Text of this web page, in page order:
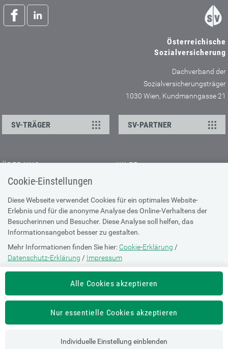
Cookie-Einstellungen
Diese Webseite verwendet Cookies für ein optimales Website-
Erlebnis und für die anonyme Analyse des Online-Verhaltens der
Besucherinnen und Besucher. Diese Analyse soll helfen, das
Informationsangebot besser zu gestalten.
Mehr Informationen finden Sie hier: Cookie-Erklärung /
Datenschutz-Erklärung / Impressum
Die Einstellung können Sie jederzeit auf der Seite "Cookie-Erklärung"
Alle Cookies akzeptieren
Nur essentielle Cookies akzeptieren
Individuelle Einstellung einblenden
Österreichische
Sozialversicherung
Dachverband der
Sozialversicherungsträger
1030 Wien, Kundmanngasse 21
SV-TRÄGER SV-PARTNER
ÜBER UNS
Kontakt
Offene Stellen
Presse
HILFE
Browser-Info & Sicherheit
Hilfe zur Suche
Technische Unterstützung
DATENSCHUTZ
Cookie-Erklärung
Datenschutz-Erklärung
Impressum
Nutzungsbestimmungen